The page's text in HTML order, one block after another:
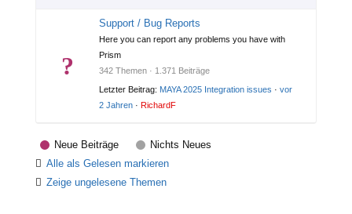
Support / Bug Reports
Here you can report any problems you have with
Prism
342 Themen · 1.371 Beiträge
Letzter Beitrag: MAYA 2025 Integration issues · vor
2 Jahren· RichardF
Neue Beiträge
Nichts Neues
Alle als Gelesen markieren
Zeige ungelesene Themen